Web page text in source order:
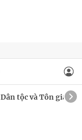
Dân tộc và Tôn giáo